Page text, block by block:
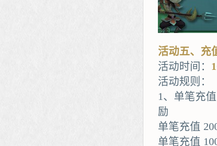
活动五、充
活动时间：
活动规则：
1、单笔充
励
单笔充值
单笔充值